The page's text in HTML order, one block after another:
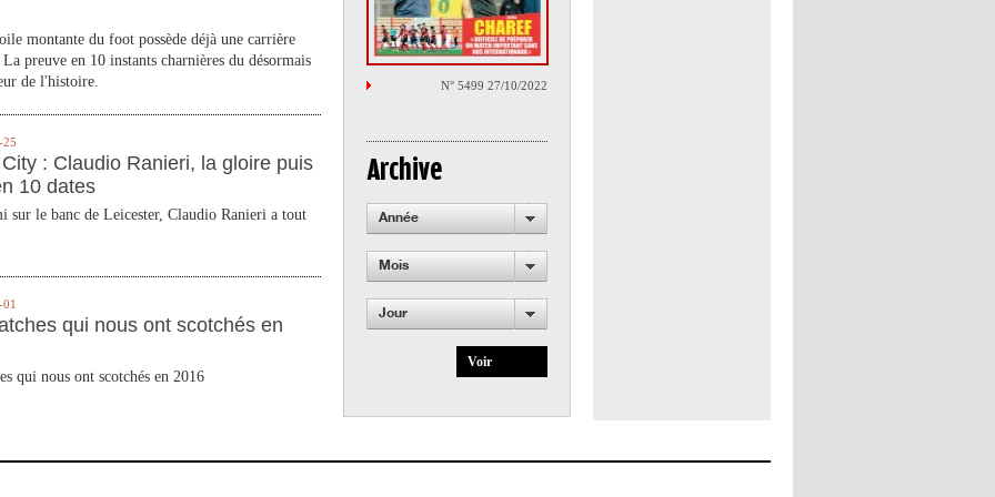
montante du foot possède déjà une carrière
preuve en 10 instants charnières du désormais
de l'histoire.
25
: Claudio Ranieri, la gloire puis
10 dates
sur le banc de Leicester, Claudio Ranieri a tout
qui nous ont scotchés en
qui nous ont scotchés en 2016
N° 5499 27/10/2022
Archive
Année
Mois
Jour
Voir